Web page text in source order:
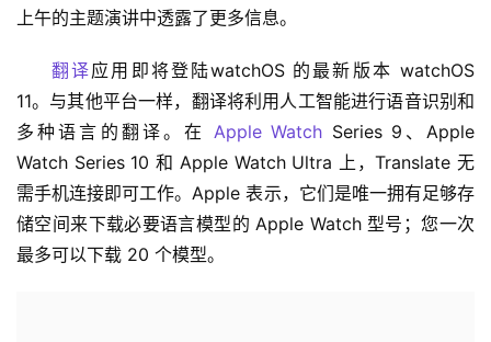
上午的主题演讲中透露了更多信息。
翻译应用即将登陆watchOS 的最新版本 watchOS
11。与其他平台一样，翻译将利用人工智能进行语音识别和
多种语言的翻译。在 Apple Watch Series 9、Apple
Watch Series 10 和 Apple Watch Ultra 上，Translate 无
需手机连接即可工作。Apple 表示，它们是唯一拥有足够存
储空间来下载必要语言模型的 Apple Watch 型号；您一次
最多可以下载 20 个模型。